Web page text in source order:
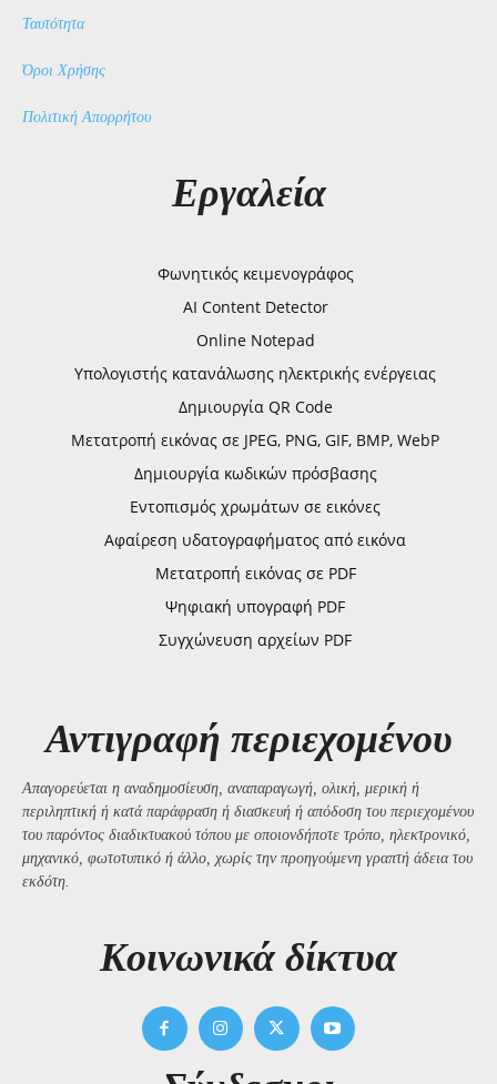
Ταυτότητα
Όροι Χρήσης
Πολιτική Απορρήτου
Εργαλεία
Φωνητικός κειμενογράφος
AI Content Detector
Online Notepad
Υπολογιστής κατανάλωσης ηλεκτρικής ενέργειας
Δημιουργία QR Code
Μετατροπή εικόνας σε JPEG, PNG, GIF, BMP, WebP
Δημιουργία κωδικών πρόσβασης
Εντοπισμός χρωμάτων σε εικόνες
Αφαίρεση υδατογραφήματος από εικόνα
Μετατροπή εικόνας σε PDF
Ψηφιακή υπογραφή PDF
Συγχώνευση αρχείων PDF
Αντιγραφή περιεχομένου
Απαγορεύεται η αναδημοσίευση, αναπαραγωγή, ολική, μερική ή
περιληπτική ή κατά παράφραση ή διασκευή ή απόδοση του περιεχομένου
του παρόντος διαδικτυακού τόπου με οποιονδήποτε τρόπο, ηλεκτρονικό,
μηχανικό, φωτοτυπικό ή άλλο, χωρίς την προηγούμενη γραπτή άδεια του
εκδότη.
Kοινωνικά δίκτυα